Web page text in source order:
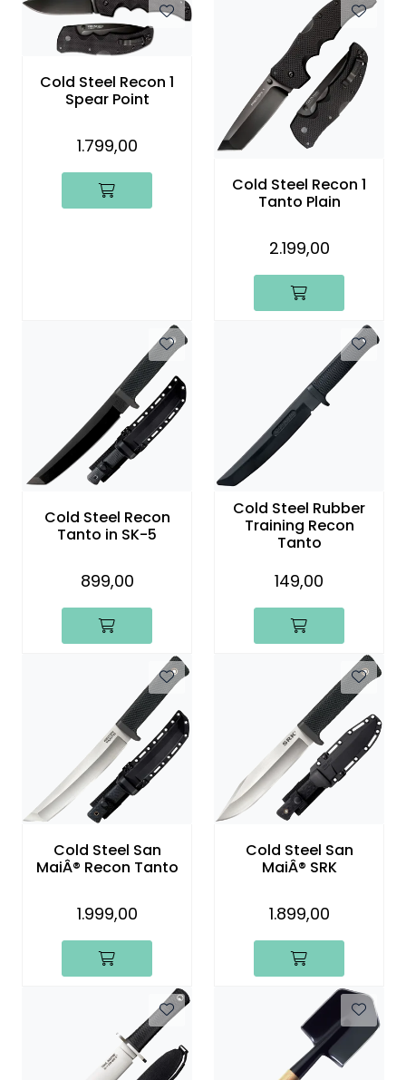
Cold Steel Recon 1
Spear Point
1.799,00
Cold Steel Recon 1
Tanto Plain
2.199,00
Cold Steel Recon
Tanto in SK-5
899,00
Cold Steel Rubber
Training Recon
Tanto
149,00
Cold Steel San
MaiÂ® Recon Tanto
1.999,00
Cold Steel San
MaiÂ® SRK
1.899,00